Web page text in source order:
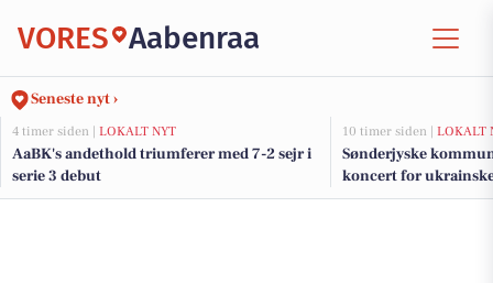
VORES Aabenraa
Seneste nyt ›
4 timer siden | LOKALT NYT
AaBK's andethold triumferer med 7-2 sejr i
serie 3 debut
10 timer siden | LOKALT
Sønderjyske
koncert for